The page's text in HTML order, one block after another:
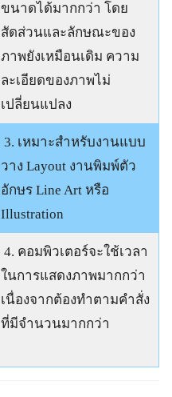
ขนาดได้มากกว่า โดย
สัดส่วนและลักษณะของ
ภาพยังเหมือนเดิม ความ
ละเอียดของภาพไม่
เปลี่ยนแปลง
3. เหมาะสำหรับงานแบบ
วาง Layout งานพิมพ์ตัว
อักษร Line Art หรือ
Illustration
4. คอมพิวเตอร์จะใช้เวลา
ในการแสดงภาพมากกว่า
เนื่องจากต้องทำตามคำสั่ง
ที่มีจำนวนมากกว่า